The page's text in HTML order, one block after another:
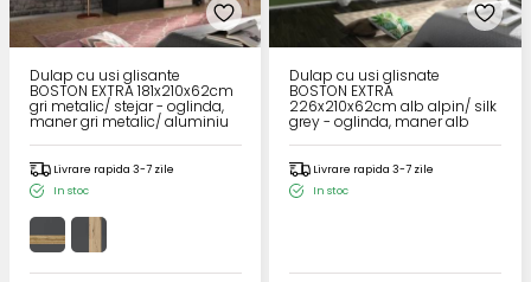
Dulap cu usi glisante
BOSTON EXTRA 181x210x62cm
gri metalic/ stejar - oglinda,
maner gri metalic/ aluminiu
Livrare rapida 3-7 zile
In stoc
Dulap cu usi glisnate
BOSTON EXTRA
226x210x62cm alb alpin/ silk
grey - oglinda, maner alb
alpin
Livrare rapida 3-7 zile
In stoc